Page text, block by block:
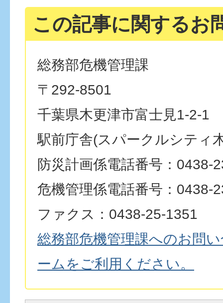
この記事に関するお
総務部危機管理課
〒292-8501
千葉県木更津市富士見1-2-1
駅前庁舎(スパークルシティ
防災計画係電話番号：0438-
危機管理係電話番号：0438-
ファクス：0438-25-1351
総務部危機管理課へのお問
ームをご利用ください。